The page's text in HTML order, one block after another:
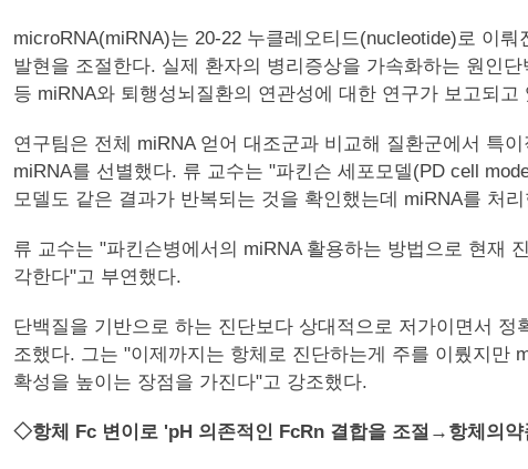
microRNA(miRNA)는 20-22 누클레오티드(nucleotide)로 이
발현을 조절한다. 실제 환자의 병리증상을 가속화하는 원인
등 miRNA와 퇴행성뇌질환의 연관성에 대한 연구가 보고되고
연구팀은 전체 miRNA 얻어 대조군과 비교해 질환군에서 특
miRNA를 선별했다. 류 교수는 "파킨슨 세포모델(PD cell
모델도 같은 결과가 반복되는 것을 확인했는데 miRNA를 처
류 교수는 "파킨슨병에서의 miRNA 활용하는 방법으로 현재
각한다"고 부연했다.
단백질을 기반으로 하는 진단보다 상대적으로 저가이면서
조했다. 그는 "이제까지는 항체로 진단하는게 주를 이뤘지만
확성을 높이는 장점을 가진다"고 강조했다.
◇항체 Fc 변이로 'pH 의존적인 FcRn 결합을 조절→항체의약